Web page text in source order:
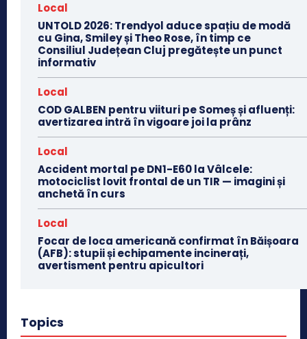
Local
UNTOLD 2026: Trendyol aduce spațiu de modă
cu Gina, Smiley și Theo Rose, în timp ce
Consiliul Județean Cluj pregătește un punct
informativ
Local
COD GALBEN pentru viituri pe Someș și afluenți:
avertizarea intră în vigoare joi la prânz
Local
Accident mortal pe DN1-E60 la Vâlcele:
motociclist lovit frontal de un TIR — imagini și
anchetă în curs
Local
Focar de loca americană confirmat în Băișoara
(AFB): stupii și echipamente incinerați,
avertisment pentru apicultori
Topics